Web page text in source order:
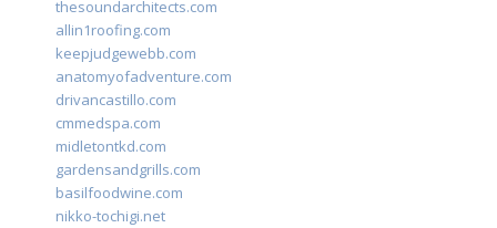
thesoundarchitects.com
allin1roofing.com
keepjudgewebb.com
anatomyofadventure.com
drivancastillo.com
cmmedspa.com
midletontkd.com
gardensandgrills.com
basilfoodwine.com
nikko-tochigi.net